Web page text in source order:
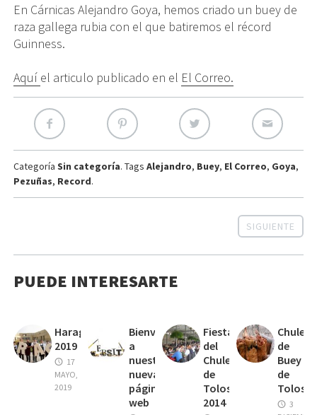
En Cárnicas Alejandro Goya, hemos criado un buey de
raza gallega rubia con el que batiremos el récord
Guinness.
Aquí el articulo publicado en el El Correo.
Categoría Sin categoría. Tags Alejandro, Buey, El Correo, Goya,
Pezuñas, Record.
SIGUIENTE
PUEDE INTERESARTE
Haragi
2019
17
MAYO,
2019
Bienvenidos
a
nuestra
nueva
página
web
Fiesta
del
Chuletón
de
Tolosa
2014
Chuleta
de
Buey
de
Tolosa
3